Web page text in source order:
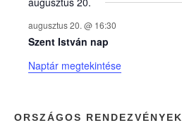
k
n
a
p
augusztus 20. @ 16:30
Szent István nap
Naptár megtekintése
ORSZÁGOS RENDEZVÉNYEK